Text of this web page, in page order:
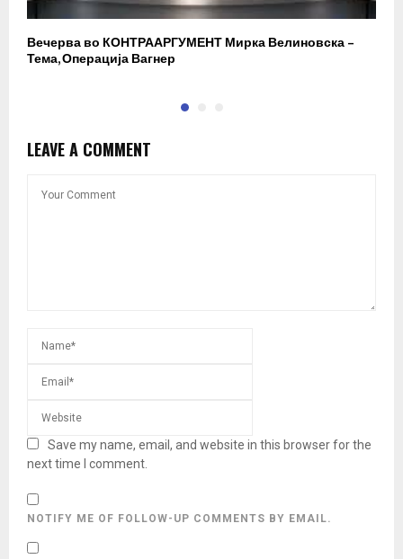
Вечерва во КОНТРААРГУМЕНТ Мирка Велиновска –
Тема, Операција Вагнер
LEAVE A COMMENT
Save my name, email, and website in this browser for the
next time I comment.
NOTIFY ME OF FOLLOW-UP COMMENTS BY EMAIL.